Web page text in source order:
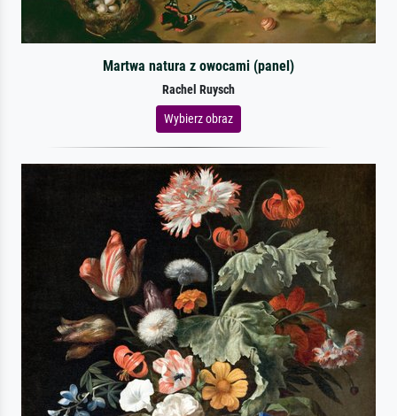
Martwa natura z owocami (panel)
Rachel Ruysch
Wybierz obraz